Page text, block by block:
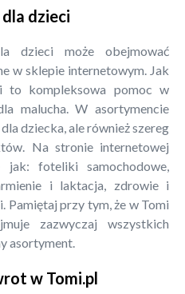
dzieci
dzieci może obejmować
w sklepie internetowym. Jak
to kompleksowa pomoc w
malucha. W asortymencie
dziecka, ale również szereg
Na stronie internetowej
jak: foteliki samochodowe,
i laktacja, zdrowie i
Pamiętaj przy tym, że w Tomi
zazwyczaj wszystkich
asortyment.
w Tomi.pl